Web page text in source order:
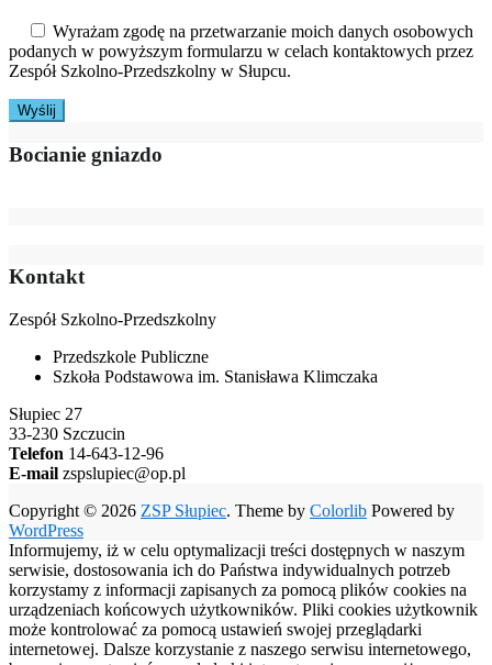
Wyrażam zgodę na przetwarzanie moich danych osobowych
podanych w powyższym formularzu w celach kontaktowych przez
Zespół Szkolno-Przedszkolny w Słupcu.
Bocianie gniazdo
Kontakt
Zespół Szkolno-Przedszkolny
Przedszkole Publiczne
Szkoła Podstawowa im. Stanisława Klimczaka
Słupiec 27
33-230 Szczucin
Telefon 14-643-12-96
E-mail zspslupiec@op.pl
Copyright © 2026 ZSP Słupiec. Theme by Colorlib Powered by
WordPress
Informujemy, iż w celu optymalizacji treści dostępnych w naszym
serwisie, dostosowania ich do Państwa indywidualnych potrzeb
korzystamy z informacji zapisanych za pomocą plików cookies na
urządzeniach końcowych użytkowników. Pliki cookies użytkownik
może kontrolować za pomocą ustawień swojej przeglądarki
internetowej. Dalsze korzystanie z naszego serwisu internetowego,